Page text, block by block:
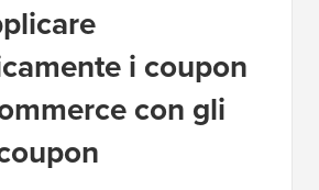
i coupon
con gli